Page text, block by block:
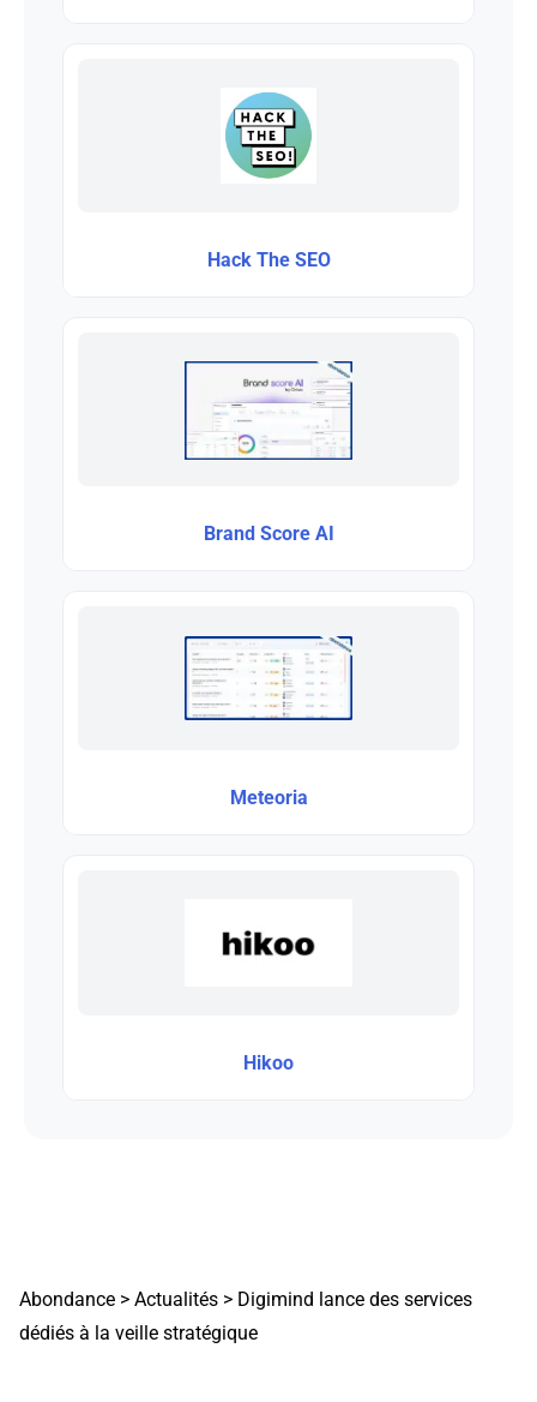
Hack The SEO
Brand Score AI
Meteoria
Hikoo
Abondance > Actualités > Digimind lance des services
dédiés à la veille stratégique